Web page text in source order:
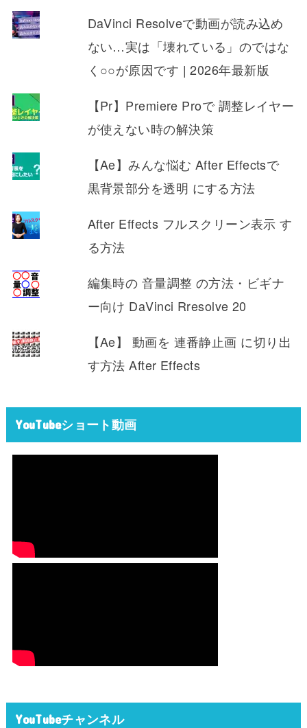
DaVinci Resolveで動画が読み込め
ない…実は「壊れている」のではな
く○○が原因です | 2026年最新版
【Pr】Premiere Proで 調整レイヤー
が使えない時の解決策
【Ae】みんな悩む After Effectsで
黒背景部分を透明 にする方法
After Effects フルスクリーン表示 す
る方法
編集時の 音量調整 の方法・ビギナ
ー向け DaVinci Rresolve 20
【Ae】 動画を 連番静止画 に切り出
す方法 After Effects
YouTubeショート動画
YouTubeチャンネル